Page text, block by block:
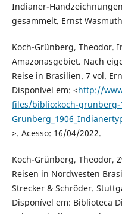
Indianer-
gesammelt. Ernst
Koch-Grünberg, Theodor.
Amazonasgebiet. Nach
Reise in Brasilien. 7 vol.
Disponível em: <http://
files/biblio:koch-
>. Acesso: 16/04/2022.
Koch-Grünberg, Theodor,
Reisen in Nordwesten
Strecker & Schröder.
Disponível em: Biblioteca